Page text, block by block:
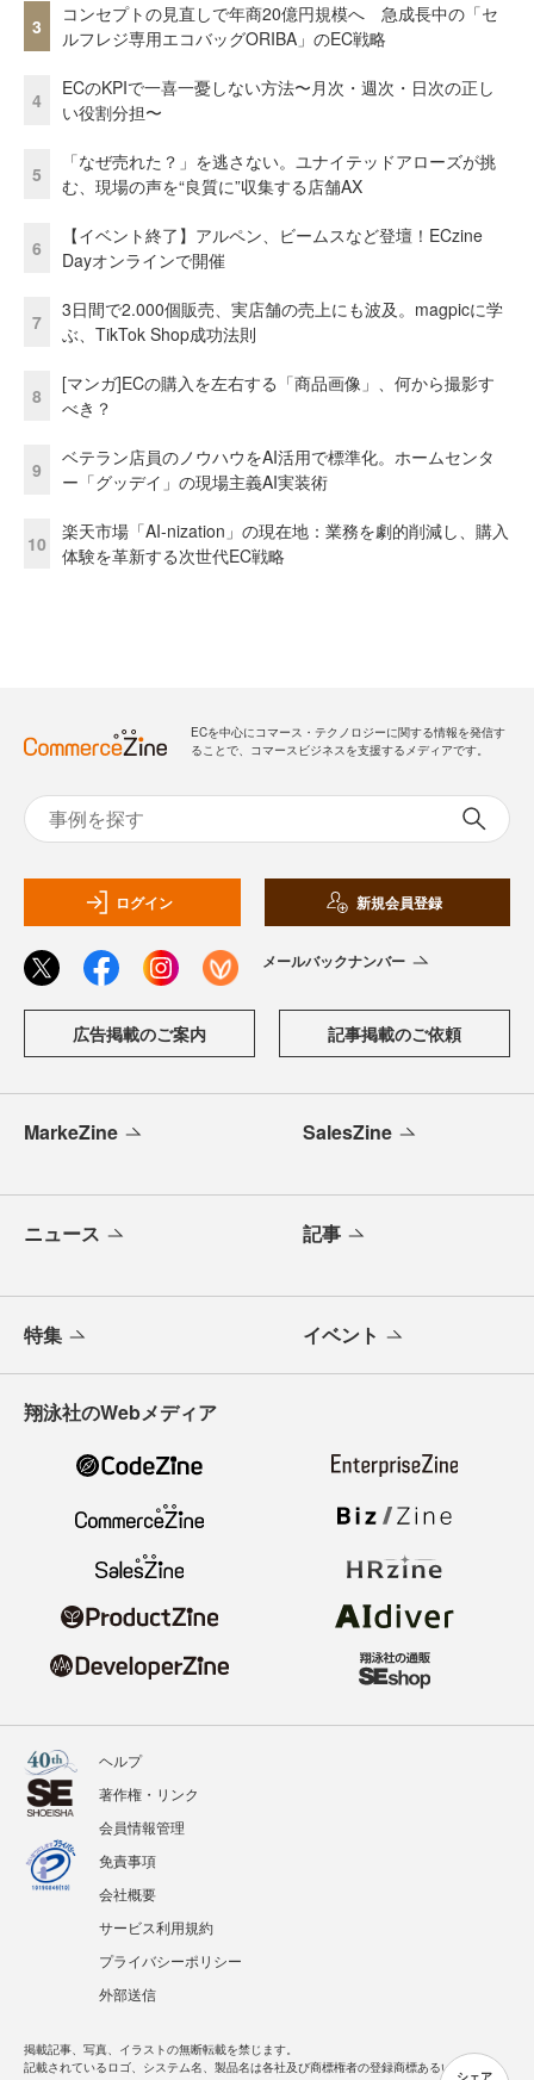
シェア
3
コンセプトの見直しで年商20億円規模へ 急成長中の「セ
ルフレジ専用エコバッグORIBA」のEC戦略
4
ECのKPIで一喜一憂しない方法〜月次・週次・日次の正し
い役割分担〜
5
「なぜ売れた？」を逃さない。ユナイテッドアローズが挑
む、現場の声を“良質に”収集する店舗AX
6
【イベント終了】アルペン、ビームスなど登壇！ECzine
Dayオンラインで開催
7
3日間で2.000個販売、実店舗の売上にも波及。magpicに学
ぶ、TikTok Shop成功法則
8
[マンガ]ECの購入を左右する「商品画像」、何から撮影す
べき？
9
ベテラン店員のノウハウをAI活用で標準化。ホームセンタ
ー「グッデイ」の現場主義AI実装術
10
楽天市場「AI-nization」の現在地：業務を劇的削減し、購入
体験を革新する次世代EC戦略
ECを中心にコマース・テクノロジーに関する情報を発信す
ることで、コマースビジネスを支援するメディアです。
ログイン 新規会員登録
メールバックナンバー
広告掲載のご案内 記事掲載のご依頼
MarkeZine SalesZine
ニュース 記事
特集 イベント
翔泳社のWebメディア
ヘルプ
著作権・リンク
会員情報管理
免責事項
会社概要
サービス利用規約
プライバシーポリシー
外部送信
掲載記事、写真、イラストの無断転載を禁じます。
記載されているロゴ、システム名、製品名は各社及び商標権者の登録商標あるいは商標で